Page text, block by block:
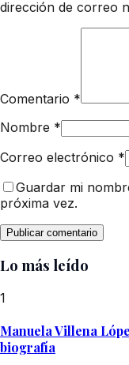
dirección de correo
Comentario *
Nombre *
Correo electrónico *
Guardar mi
próxima vez.
Lo más leído
1
Manuela Villena
biografía